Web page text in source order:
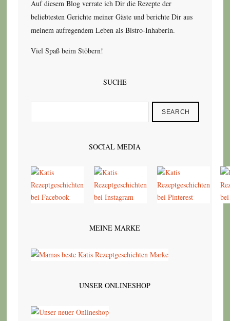
Auf diesem Blog verrate ich Dir die Rezepte der
beliebtesten Gerichte meiner Gäste und berichte Dir aus
meinem aufregendem Leben als Bistro-Inhaberin.
Viel Spaß beim Stöbern!
SUCHE
SEARCH
SOCIAL MEDIA
MEINE MARKE
UNSER ONLINESHOP